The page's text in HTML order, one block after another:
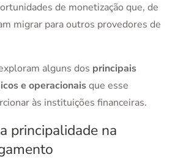
de monetização que, de
migrar para outros provedores de
alguns dos principais
e operacionaisque esse
às instituições financeiras.
principalidade na